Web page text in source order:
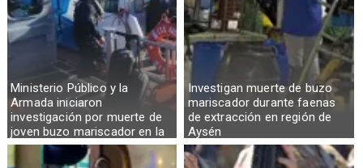
Ministerio Público y la
Armada iniciaron
investigación por muerte de
joven buzo mariscador en la
Región de Aysén
Investigan muerte de buzo
mariscador durante faenas
de extracción en región de
Aysén